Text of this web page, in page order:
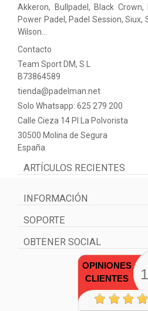
Akkeron, Bullpadel, Black Crown,
Power Padel, Padel Session, Siux,
Wilson…
Contacto
Team Sport DM, S.L
B73864589
tienda@padelman.net
Solo Whatsapp: 625 279 200
Calle Cieza 14 PI La Polvorista
30500 Molina de Segura
España
ARTÍCULOS RECIENTES
INFORMACIÓN
SOPORTE
OBTENER SOCIAL
OPINIONES
CLIENTES